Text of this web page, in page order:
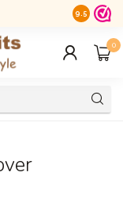
14 dagen
9.5
0